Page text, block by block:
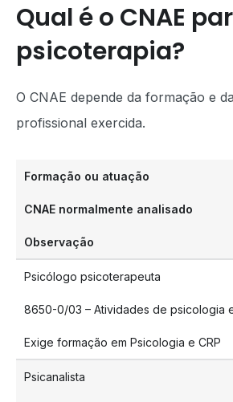
Qual é o CNAE
psicoterapia?
O CNAE depende da formação e
profissional exercida.
Formação ou atuação
CNAE normalmente analisado
Observação
Psicólogo psicoterapeuta
8650-0/03 – Atividades de psicologia
Exige formação em Psicologia e CRP
Psicanalista